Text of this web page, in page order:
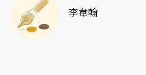
的，從內在的最深層去探索藝術的
之，表現主義就是將想表現的某種
李韋翰